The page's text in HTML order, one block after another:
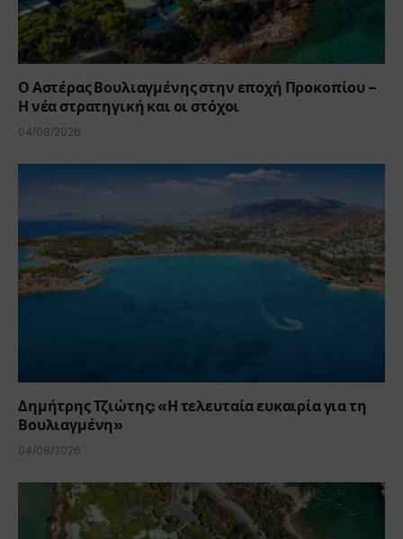
Ο Αστέρας Βουλιαγμένης στην εποχή Προκοπίου –
Η νέα στρατηγική και οι στόχοι
04/08/2026
Δημήτρης Τζιώτης: «Η τελευταία ευκαιρία για τη
Βουλιαγμένη»
04/08/2026